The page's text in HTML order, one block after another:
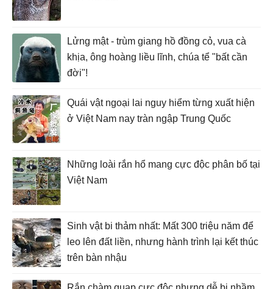
Lửng mật - trùm giang hồ đồng cỏ, vua cà
khịa, ông hoàng liều lĩnh, chúa tể "bất cần
đời"!
Quái vật ngoại lai nguy hiểm từng xuất hiện
ở Việt Nam nay tràn ngập Trung Quốc
Những loài rắn hổ mang cực độc phân bố tại
Việt Nam
Sinh vật bi thảm nhất: Mất 300 triệu năm để
leo lên đất liền, nhưng hành trình lại kết thúc
trên bàn nhậu